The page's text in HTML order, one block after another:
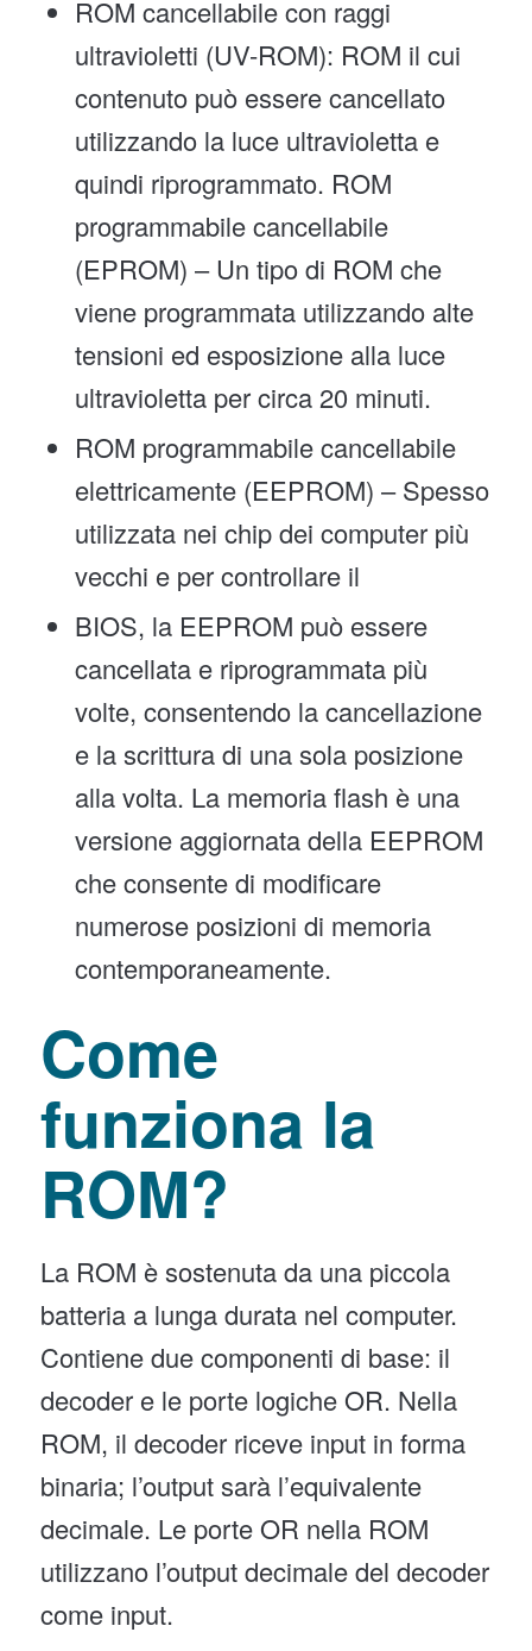
ROM cancellabile con raggi
ultravioletti (UV-ROM): ROM il cui
contenuto può essere cancellato
utilizzando la luce ultravioletta e
quindi riprogrammato. ROM
programmabile cancellabile
(EPROM) – Un tipo di ROM che
viene programmata utilizzando alte
tensioni ed esposizione alla luce
ultravioletta per circa 20 minuti.
ROM programmabile cancellabile
elettricamente (EEPROM) – Spesso
utilizzata nei chip dei computer più
vecchi e per controllare il
BIOS, la EEPROM può essere
cancellata e riprogrammata più
volte, consentendo la cancellazione
e la scrittura di una sola posizione
alla volta. La memoria flash è una
versione aggiornata della EEPROM
che consente di modificare
numerose posizioni di memoria
contemporaneamente.
Come
funziona la
ROM?
La ROM è sostenuta da una piccola
batteria a lunga durata nel computer.
Contiene due componenti di base: il
decoder e le porte logiche OR. Nella
ROM, il decoder riceve input in forma
binaria; l’output sarà l’equivalente
decimale. Le porte OR nella ROM
utilizzano l’output decimale del decoder
come input.